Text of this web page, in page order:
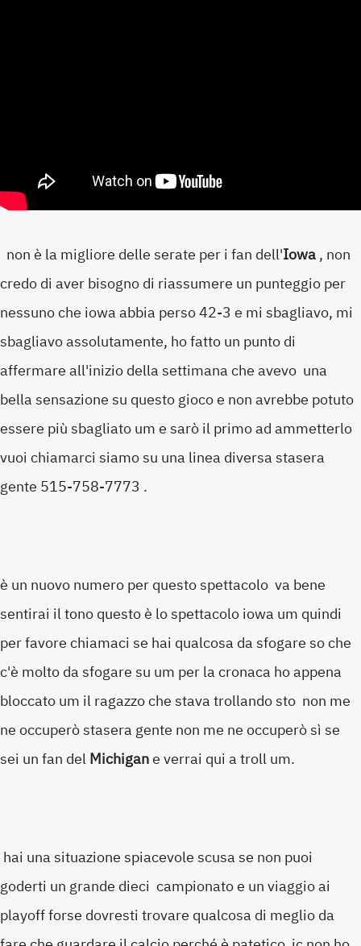
non è la migliore delle serate per i fan dell'Iowa, non
credo di aver bisogno di riassumere un punteggio per
nessuno che iowa abbia perso 42-3 e mi sbagliavo, mi
sbagliavo assolutamente, ho fatto un punto di
affermare all'inizio della settimana che avevo una
bella sensazione su questo gioco e non avrebbe potuto
essere più sbagliato um e sarò il primo ad ammetterlo
vuoi chiamarci siamo su una linea diversa stasera
gente 515-758-7773 .
è un nuovo numero per questo spettacolo va bene
sentirai il tono questo è lo spettacolo iowa um quindi
per favore chiamaci se hai qualcosa da sfogare so che
c'è molto da sfogare su um per la cronaca ho appena
bloccato um il ragazzo che stava trollando sto non me
ne occuperò stasera gente non me ne occuperò sì se
sei un fan delMichigane verrai qui a troll um.
hai una situazione spiacevole scusa se non puoi
goderti un grande dieci campionato e un viaggio ai
playoff forse dovresti trovare qualcosa di meglio da